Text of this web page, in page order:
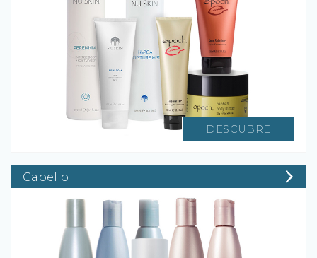
DESCUBRE
Cabello